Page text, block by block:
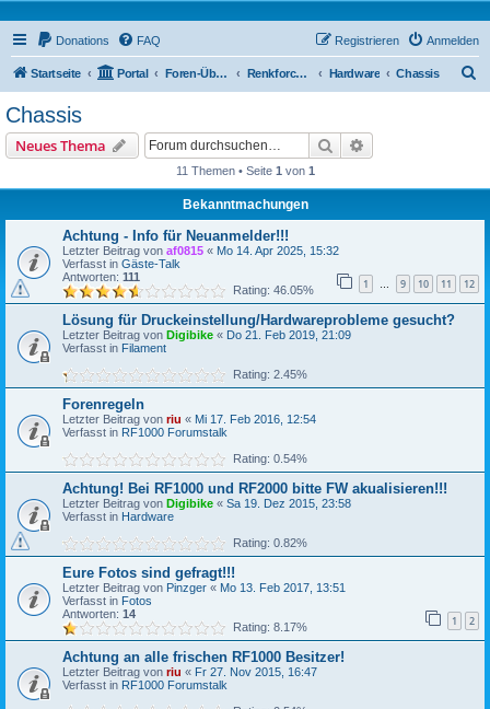
Donations FAQ Anmelden
Registrieren
Startseite Portal Foren-Übersicht Renkforce RF2000 Forum Hardware Chassis
Chassis
Neues Thema Suche
11 Themen • Seite 1 von 1
Bekanntmachungen
Achtung - Info für Neuanmelder!!!
Letzter Beitrag von af0815 « Mo 14. Apr 2025, 15:32
Verfasst in Gäste-Talk
Antworten: 111 1 … 9 10 11 12
Rating: 46.05%
Lösung für Druckeinstellung/Hardwareprobleme gesucht?
Letzter Beitrag von Digibike « Do 21. Feb 2019, 21:09
Verfasst in Filament
Rating: 2.45%
Forenregeln
Letzter Beitrag von riu « Mi 17. Feb 2016, 12:54
Verfasst in RF1000 Forumstalk
Rating: 0.54%
Achtung! Bei RF1000 und RF2000 bitte FW akualisieren!!!
Letzter Beitrag von Digibike « Sa 19. Dez 2015, 23:58
Verfasst in Hardware
Rating: 0.82%
Eure Fotos sind gefragt!!!
Letzter Beitrag von Pinzger « Mo 13. Feb 2017, 13:51
Verfasst in Fotos
Antworten: 14 1 2
Rating: 8.17%
Achtung an alle frischen RF1000 Besitzer!
Letzter Beitrag von riu « Fr 27. Nov 2015, 16:47
Verfasst in RF1000 Forumstalk